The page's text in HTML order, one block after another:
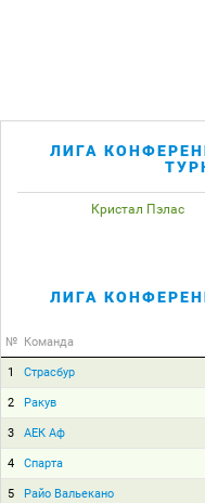
ЛИГА
Кристал Пэлас
ЛИГА
№ Команда
1 Страсбур
2 Ракув
3 АЕК Аф
4 Спарта
5 Райо Вальекано